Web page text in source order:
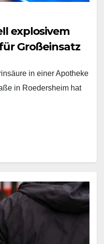
explosivem
Großeinsatz
in einer Apotheke
in Roedersheim hat